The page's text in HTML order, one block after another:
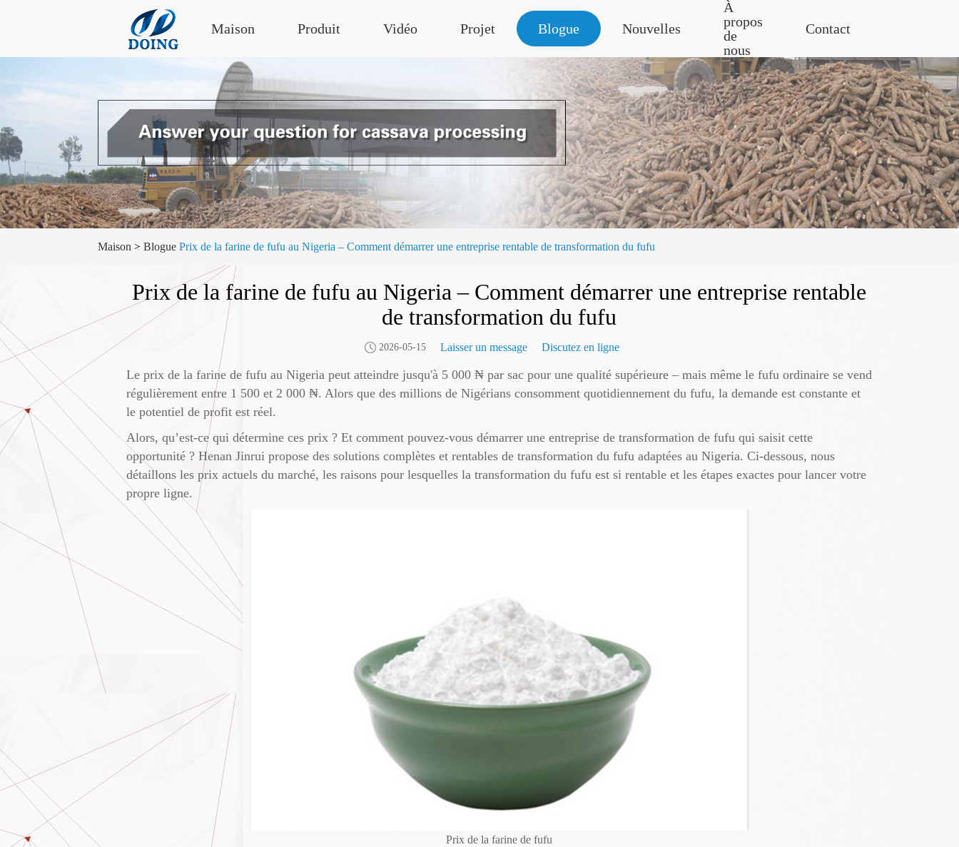
Maison Produit Vidéo Projet Blogue Nouvelles
À
propos
de
nous
Contact
Maison > Blogue Prix ​​de la farine de fufu au Nigeria – Comment démarrer une entreprise rentable de transformation du fufu
Prix ​​de la farine de fufu au Nigeria – Comment démarrer une entreprise rentable
de transformation du fufu
2026-05-15 Laisser un message Discutez en ligne
Le prix de la farine de fufu au Nigeria peut atteindre jusqu'à 5 000 ₦ par sac pour une qualité supérieure – mais même le fufu ordinaire se vend
régulièrement entre 1 500 et 2 000 ₦. Alors que des millions de Nigérians consomment quotidiennement du fufu, la demande est constante et
le potentiel de profit est réel.
Alors, qu’est-ce qui détermine ces prix ? Et comment pouvez-vous démarrer une entreprise de transformation de fufu qui saisit cette
opportunité ? Henan Jinrui propose des solutions complètes et rentables de transformation du fufu adaptées au Nigeria. Ci-dessous, nous
détaillons les prix actuels du marché, les raisons pour lesquelles la transformation du fufu est si rentable et les étapes exactes pour lancer votre
propre ligne.
Prix ​​de la farine de fufu